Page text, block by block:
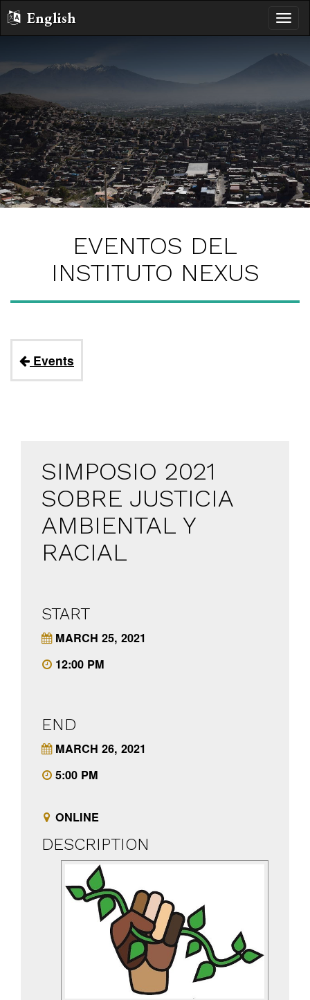
English
EVENTOS DEL
INSTITUTO NEXUS
Events
SIMPOSIO 2021
SOBRE JUSTICIA
AMBIENTAL Y
RACIAL
START
MARCH 25, 2021
12:00 PM
END
MARCH 26, 2021
5:00 PM
ONLINE
DESCRIPTION